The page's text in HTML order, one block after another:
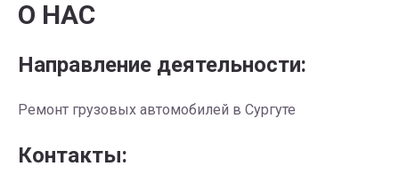
О НАС
Направление деятельности:
Ремонт грузовых автомобилей в Сургуте
Контакты: